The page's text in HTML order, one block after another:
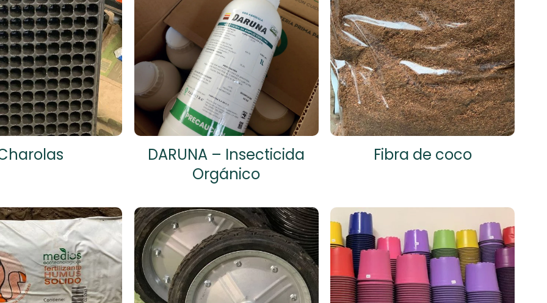
DARUNA – Insecticida
Orgánico
Fibra de coco